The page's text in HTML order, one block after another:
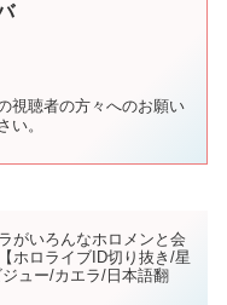
視聴者の方々へのお願い
い。
がいろんなホロメンと会
ホロライブID切り抜き/星
ュー/カエラ/日本語翻